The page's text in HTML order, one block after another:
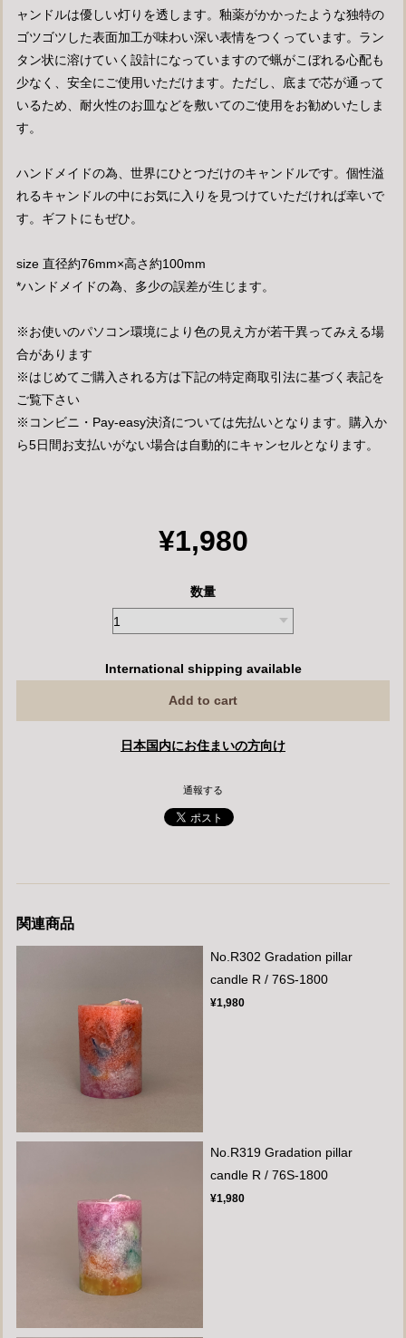
ャンドルは優しい灯りを透します。釉薬がかかったような独特の
ゴツゴツした表面加工が味わい深い表情をつくっています。ラン
タン状に溶けていく設計になっていますので蝋がこぼれる心配も
少なく、安全にご使用いただけます。ただし、底まで芯が通って
いるため、耐火性のお皿などを敷いてのご使用をお勧めいたしま
す。
ハンドメイドの為、世界にひとつだけのキャンドルです。個性溢
れるキャンドルの中にお気に入りを見つけていただければ幸いで
す。ギフトにもぜひ。
size 直径約76mm×高さ約100mm
*ハンドメイドの為、多少の誤差が生じます。
※お使いのパソコン環境により色の見え方が若干異ってみえる場
合があります
※はじめてご購入される方は下記の特定商取引法に基づく表記を
ご覧下さい
※コンビニ・Pay-easy決済については先払いとなります。購入か
ら5日間お支払いがない場合は自動的にキャンセルとなります。
¥1,980
数量
International shipping available
Add to cart
日本国内にお住まいの方向け
通報する
関連商品
No.R302 Gradation pillar
candle R / 76S-1800
¥1,980
No.R319 Gradation pillar
candle R / 76S-1800
¥1,980